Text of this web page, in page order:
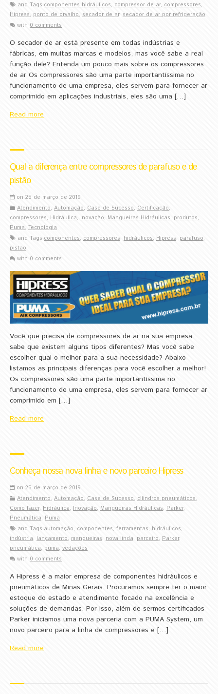
and Tags:componentes hidráulicos, compressor de ar, compressores,
Hipress, ponto de orvalho, secador de ar, secador de ar por refrigeração
with 0 comments
O secador de ar está presente em todas indústrias e
fábricas, em muitas marcas e modelos, mas você sabe a real
função dele? Entenda um pouco mais sobre os compressores
de ar Os compressores são uma parte importantíssima no
funcionamento de uma empresa, eles servem para fornecer ar
comprimido em aplicações industriais, eles são uma […]
Read more
Qual a diferença entre compressores de parafuso e de
pistão
on 25 de março de 2019
Atendimento, Automação, Case de Sucesso, Certificação,
compressores, Hidráulica, Inovação, Mangueiras Hidráulicas, produtos,
Puma, Tecnologia
and Tags:componentes, compressores, hidráulicos, Hipress, parafuso,
pistao
with 0 comments
Você que precisa de compressores de ar na sua empresa
sabe que existem alguns tipos diferentes? Mas você sabe
escolher qual o melhor para a sua necessidade? Abaixo
listamos as principais diferenças para você escolher a melhor!
Os compressores são uma parte importantíssima no
funcionamento de uma empresa, eles servem para fornecer ar
comprimido em […]
Read more
Conheça nossa nova linha e novo parceiro Hipress
on 25 de março de 2019
Atendimento, Automação, Case de Sucesso, cilindros pneumáticos,
Como fazer, Hidráulica, Inovação, Mangueiras Hidráulicas, Parker,
Pneumática, Puma
and Tags:automação, componentes, ferramentas, hidráulicos,
indústria, lançamento, mangueiras, nova linda, parceiro, Parker,
pneumática, puma, vedações
with 0 comments
A Hipress é a maior empresa de componentes hidráulicos e
pneumáticos de Minas Gerais. Procuramos sempre ter o maior
estoque do estado e atendimento focado na excelência e
soluções de demandas. Por isso, além de sermos certificados
Parker iniciamos uma nova parceria com a PUMA System, um
novo parceiro para a linha de compressores e […]
Read more